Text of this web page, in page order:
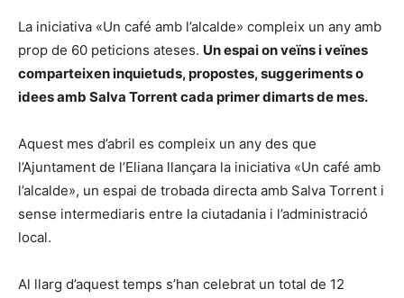
La iniciativa «Un café amb l’alcalde» compleix un any amb
prop de 60 peticions ateses. Un espai on veïns i veïnes
comparteixen inquietuds, propostes, suggeriments o
idees amb Salva Torrent cada primer dimarts de mes.
Aquest mes d’abril es compleix un any des que
l’Ajuntament de l’Eliana llançara la iniciativa «Un café amb
l’alcalde», un espai de trobada directa amb Salva Torrent i
sense intermediaris entre la ciutadania i l’administració
local.
Al llarg d’aquest temps s’han celebrat un total de 12